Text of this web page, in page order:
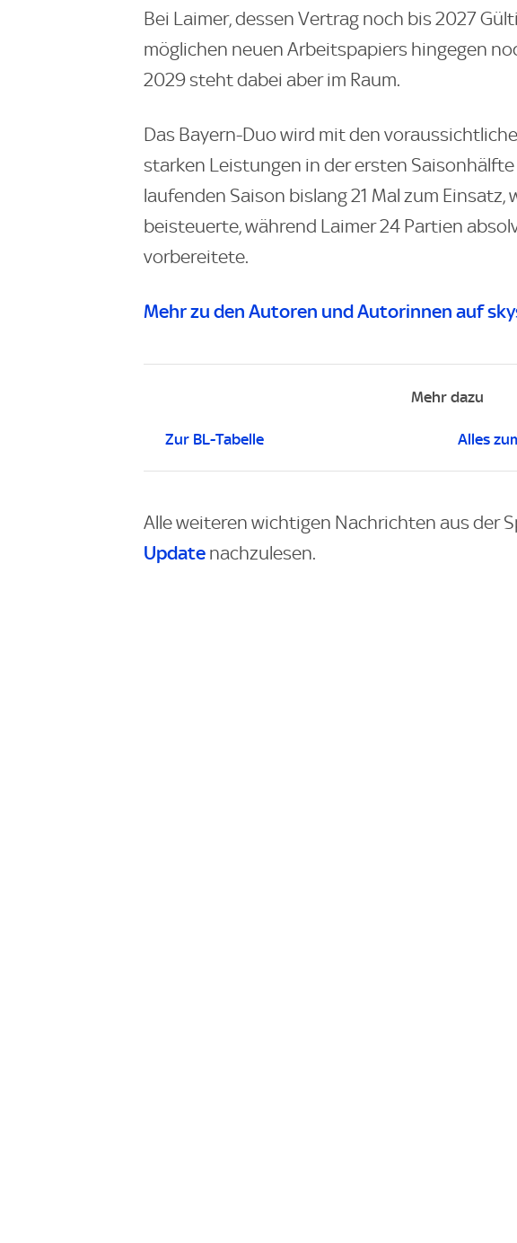
Bei Laimer, dessen Vertrag noch bis 2027
möglichen neuen Arbeitspapiers hingegen
2029 steht dabei aber im Raum.
Das Bayern-Duo wird mit den
starken Leistungen in der ersten
laufenden Saison bislang 21 Mal zum Einsatz,
beisteuerte, während Laimer 24 Partien
vorbereitete.
Mehr zu den Autoren und Autorinnen auf
Mehr dazu
Zur BL-Tabelle Alles
Alle weiteren wichtigen Nachrichten aus der
Update nachzulesen.